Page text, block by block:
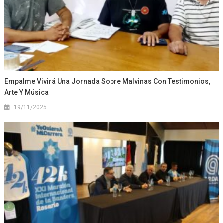
Empalme Vivirá Una Jornada Sobre Malvinas Con Testimonios,
Arte Y Música
19/11/2025